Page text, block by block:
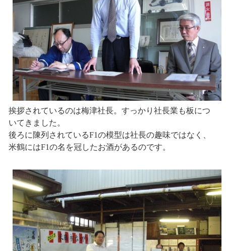
挨拶されているのは梅津社長。すっかり社長業も板につ
いてきました。
後ろに陳列されているF1の模型は社長の趣味ではなく、
米鶴にはF1の名を冠したお酒があるのです。